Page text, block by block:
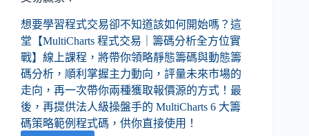
想要學習程式交易卻不知道該如何開始嗎？這
堂【MultiCharts 程式交易｜籌碼分析全方位實
戰】線上課程，將帶你領略靜態籌碼與動態籌
碼分析，順利掌握主力動向，評量未來市場的
走向，再一次帶你兩種獲取報價源的方式！最
後，再提供法人級操盤手的 MultiCharts 6 大籌
碼策略範例程式碼，供你直接使用！